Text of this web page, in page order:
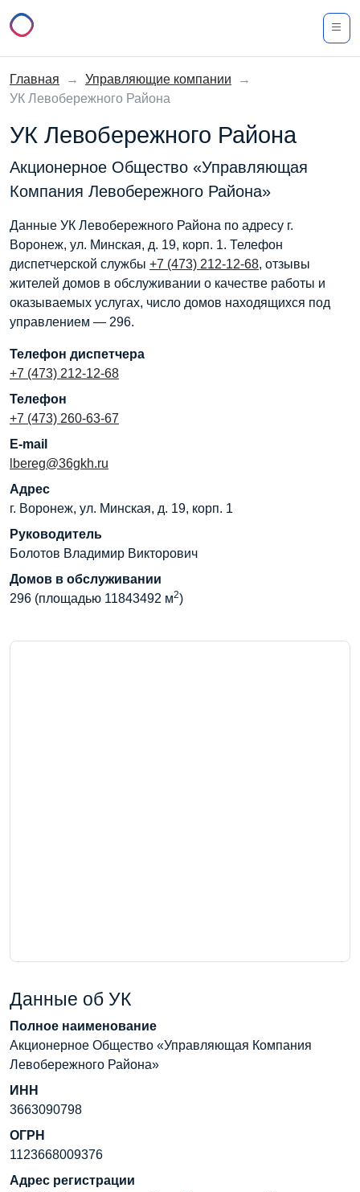
Главная → Управляющие компании
→
УК Левобережного Района
УК Левобережного Района
Акционерное Общество «Управляющая
Компания Левобережного Района»
Данные УК Левобережного Района по адресу г.
Воронеж, ул. Минская, д. 19, корп. 1. Телефон
диспетчерской службы +7 (473) 212-12-68, отзывы
жителей домов в обслуживании о качестве работы и
оказываемых услугах, число домов находящихся под
управлением — 296.
Телефон диспетчера
+7 (473) 212-12-68
Телефон
+7 (473) 260-63-67
E-mail
lbereg@36gkh.ru
Адрес
г. Воронеж, ул. Минская, д. 19, корп. 1
Руководитель
Болотов Владимир Викторович
Домов в обслуживании
296 (площадью 11843492 м2)
Данные об УК
Полное наименование
Акционерное Общество «Управляющая Компания
Левобережного Района»
ИНН
3663090798
ОГРН
1123668009376
Адрес регистрации